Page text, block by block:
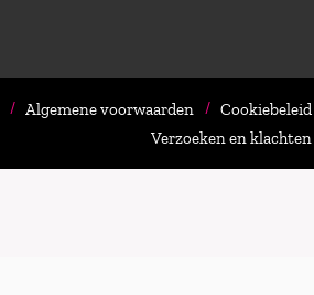
Algemene voorwaarden
Cookiebeleid
Verzoeken en klachten